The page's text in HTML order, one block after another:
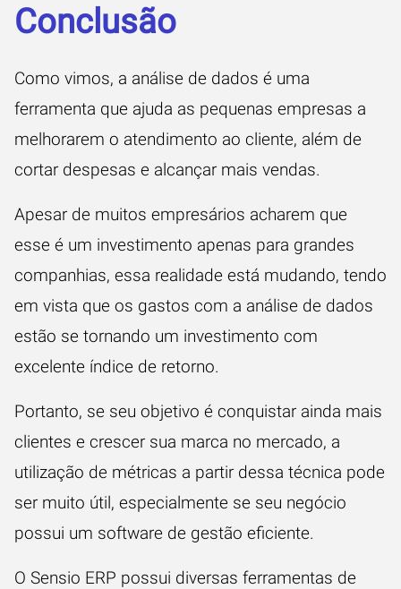
Conclusão
Como vimos, a análise de dados é uma
ferramenta que ajuda as pequenas empresas a
melhorarem o atendimento ao cliente, além de
cortar despesas e alcançar mais vendas.
Apesar de muitos empresários acharem que
esse é um investimento apenas para grandes
companhias, essa realidade está mudando, tendo
em vista que os gastos com a análise de dados
estão se tornando um investimento com
excelente índice de retorno.
Portanto, se seu objetivo é conquistar ainda mais
clientes e crescer sua marca no mercado, a
utilização de métricas a partir dessa técnica pode
ser muito útil, especialmente se seu negócio
possui um software de gestão eficiente.
O Sensio ERP possui diversas ferramentas de